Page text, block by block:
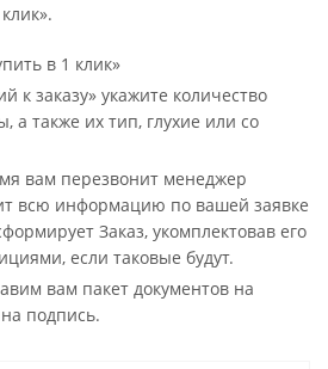
в 1 клик»
к заказу» укажите количество
а также их тип, глухие или со
вам перезвонит менеджер
всю информацию по вашей заявке
Заказ, укомплектовав его
если таковые будут.
вам пакет документов на
подпись.